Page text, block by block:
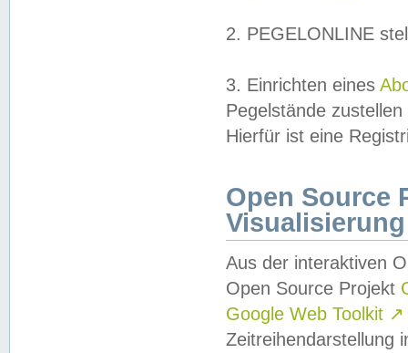
2. PEGELONLINE
3. Einrichten eines
Pegelstände
Hierfür ist eine
Open Source
Visualisierung
Aus der interaktiven
Open Source Projekt
Google Web Toolkit ↗
Zeitreihendarstellung